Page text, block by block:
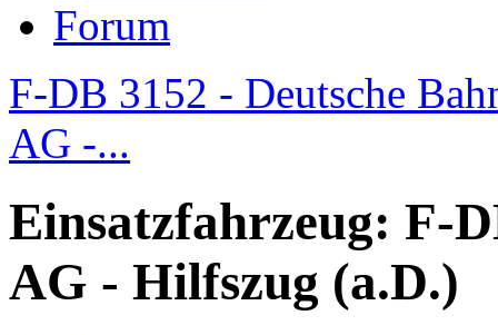
Forum
F-DB 3152 - Deutsche
AG -...
Einsatzfahrzeug: F-
AG - Hilfszug (a.D.)